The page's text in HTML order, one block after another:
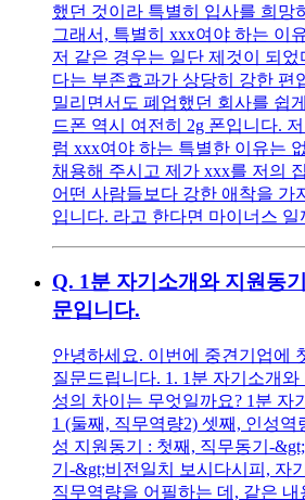
했던 것이라 특별히 입사를 희망
그래서, 특별히 xxx여야 하는 이
저 같은 경우는 일단 제것이 되
다는 부존효과가 상당히 강한 편
밀리면서도 폐업했던 회사를 쉽
드폰 역시 여전히 2g 폰입니다.
럼 xxx여야 하는 특별한 이유는
채용해 주시고 제가 xxx를 저의
어떤 사람들보다 강한 애착을 가
입니다. 라고 한다면 마이너스 일
Q. 1분 자기소개와 지원동
문입니다.
안녕하세요. 이번에 중견기업에
질문드립니다. 1. 1분 자기소개
성의 차이는 무엇일까요? 1분 자
1 (둘째, 직무역량2) 셋째, 인성역
성 지원동기 : 첫째, 직무동기-
기-&gt;비전일치 보시다시피, 자
직무역량을 어필하는 데, 같은